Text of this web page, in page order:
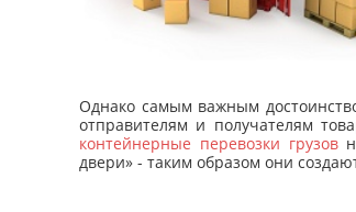
Однако самым важным
отправителям и получателям
контейнерные перевозки грузов
двери» - таким образом они